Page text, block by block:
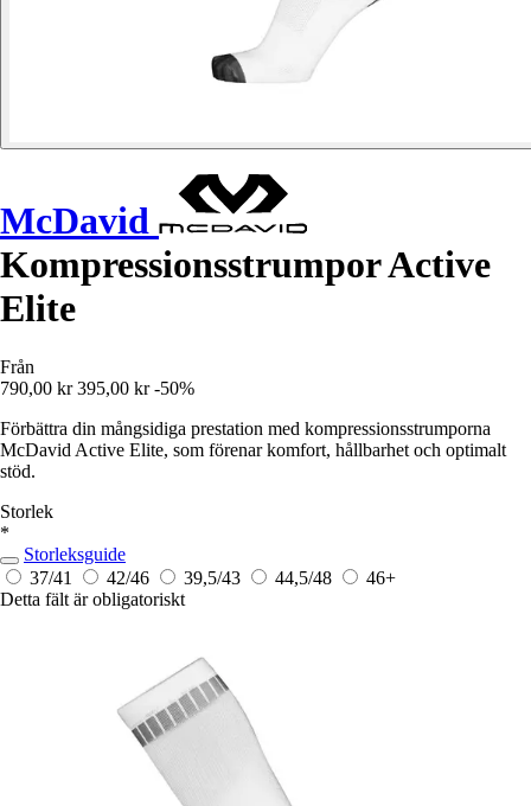
McDavid
Kompressionsstrumpor Active
Elite
Från
790,00 kr 395,00 kr -50%
Förbättra din mångsidiga prestation med kompressionsstrumporna
McDavid Active Elite, som förenar komfort, hållbarhet och optimalt
stöd.
Storlek
*
Storleksguide
37/41
42/46 39,5/43 44,5/48
46+
Detta fält är obligatoriskt